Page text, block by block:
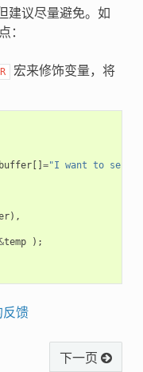
建议尽量避免。如
：
宏来修饰变量，将
buffer[] ="I want to send
),
temp
);
反馈
下一页